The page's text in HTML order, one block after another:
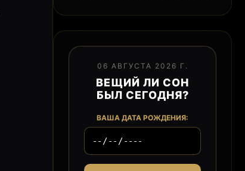
06 АВГУСТА 2026 Г.
ВЕЩИЙ ЛИ СОН
БЫЛ СЕГОДНЯ?
ВАША ДАТА РОЖДЕНИЯ: